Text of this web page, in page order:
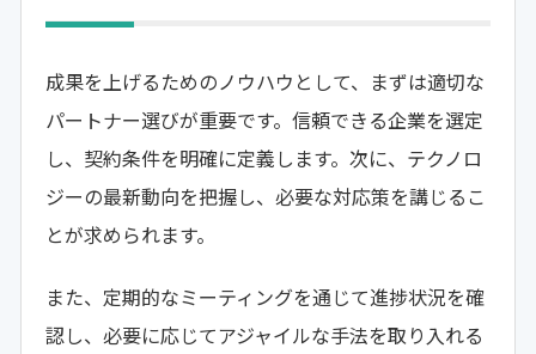
成果を上げるためのノウハウとして、まずは適切な
パートナー選びが重要です。信頼できる企業を選定
し、契約条件を明確に定義します。次に、テクノロ
ジーの最新動向を把握し、必要な対応策を講じるこ
とが求められます。
また、定期的なミーティングを通じて進捗状況を確
認し、必要に応じてアジャイルな手法を取り入れる